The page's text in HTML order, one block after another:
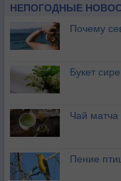
НЕПОГОДНЫЕ
Почему
Букет
Чай матча
Пение